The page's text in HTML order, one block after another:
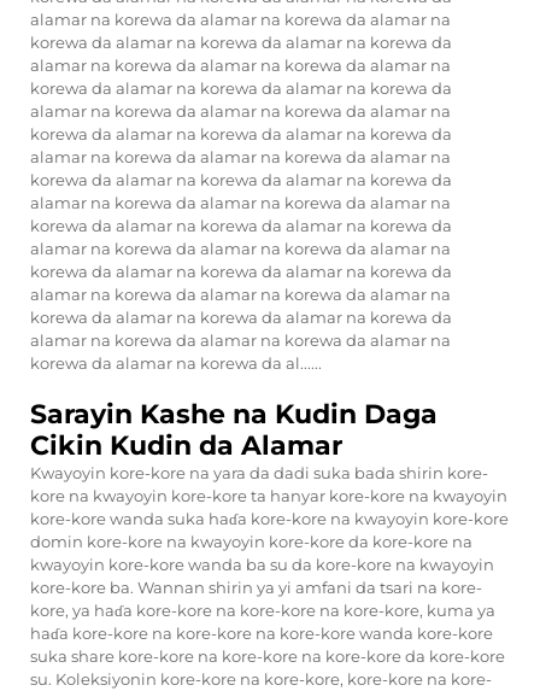
alamar na korewa da alamar na korewa da alamar na
korewa da alamar na korewa da alamar na korewa da
alamar na korewa da alamar na korewa da alamar na
korewa da alamar na korewa da alamar na korewa da
alamar na korewa da alamar na korewa da alamar na
korewa da alamar na korewa da alamar na korewa da
alamar na korewa da alamar na korewa da alamar na
korewa da alamar na korewa da alamar na korewa da
alamar na korewa da alamar na korewa da alamar na
korewa da alamar na korewa da alamar na korewa da
alamar na korewa da alamar na korewa da alamar na
korewa da alamar na korewa da alamar na korewa da
alamar na korewa da alamar na korewa da alamar na
korewa da alamar na korewa da alamar na korewa da
alamar na korewa da alamar na korewa da alamar na
korewa da alamar na korewa da al......
Sarayin Kashe na Kudin Daga
Cikin Kudin da Alamar
Kwayoyin kore-kore na yara da dadi suka bada shirin kore-
kore na kwayoyin kore-kore ta hanyar kore-kore na kwayoyin
kore-kore wanda suka haɗa kore-kore na kwayoyin kore-kore
domin kore-kore na kwayoyin kore-kore da kore-kore na
kwayoyin kore-kore wanda ba su da kore-kore na kwayoyin
kore-kore ba. Wannan shirin ya yi amfani da tsari na kore-
kore, ya haɗa kore-kore na kore-kore na kore-kore, kuma ya
haɗa kore-kore na kore-kore na kore-kore wanda kore-kore
suka share kore-kore na kore-kore na kore-kore da kore-kore
su. Koleksiyonin kore-kore na kore-kore, kore-kore na kore-